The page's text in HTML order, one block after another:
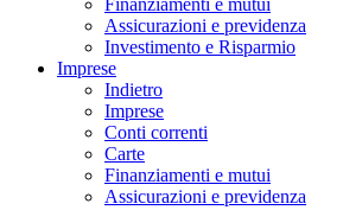
Finanziamenti e mutui
Assicurazioni e previdenza
Investimento e Risparmio
Imprese
Indietro
Imprese
Conti correnti
Carte
Finanziamenti e mutui
Assicurazioni e previdenza